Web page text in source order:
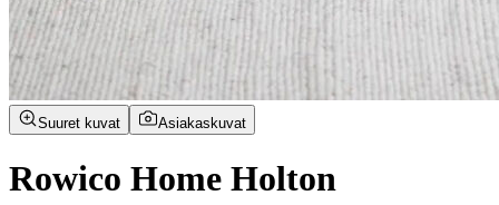
Suuret kuvat Asiakaskuvat
Rowico Home Holton